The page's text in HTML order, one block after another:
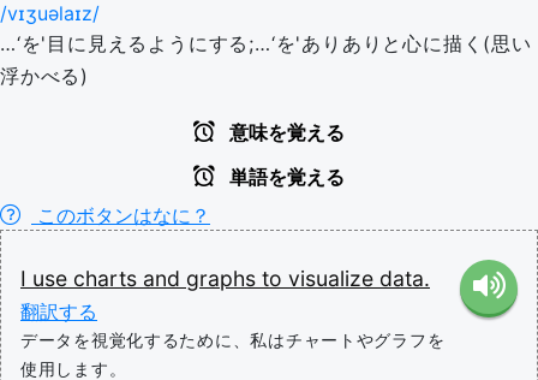
/vɪʒuəlaɪz/
…‘を'目に見えるようにする;…‘を'ありありと心に描く(思い
浮かべる)
意味を覚える
単語を覚える
このボタンはなに？
I use charts and graphs to visualize data.
翻訳する
データを視覚化するために、私はチャートやグラフを
使用します。